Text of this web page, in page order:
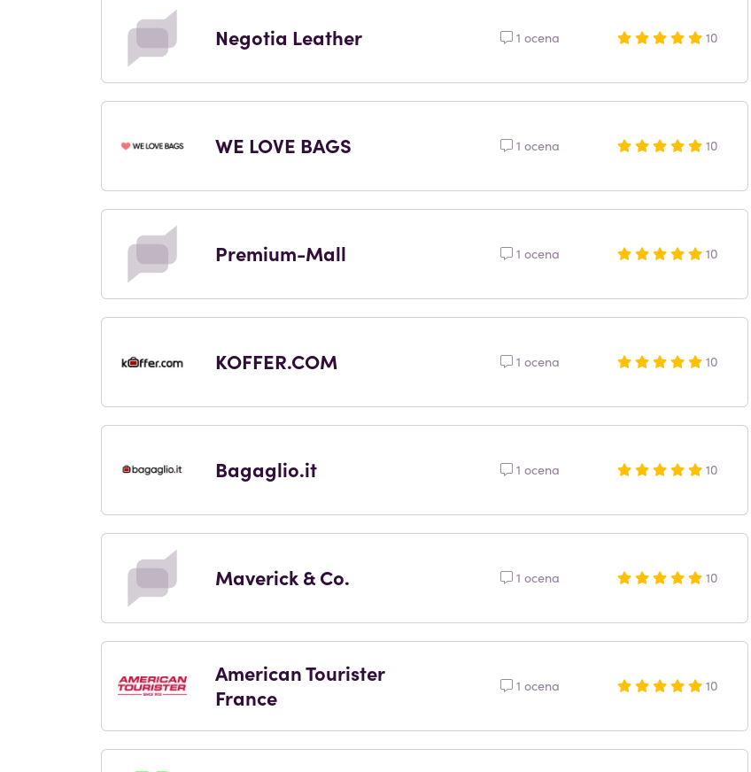
Negotia Leather 1 ocena 10
WE LOVE BAGS 1 ocena 10
Premium-Mall 1 ocena 10
KOFFER.COM 1 ocena 10
Bagaglio.it 1 ocena 10
Maverick & Co. 1 ocena 10
American Tourister
France
1 ocena 10